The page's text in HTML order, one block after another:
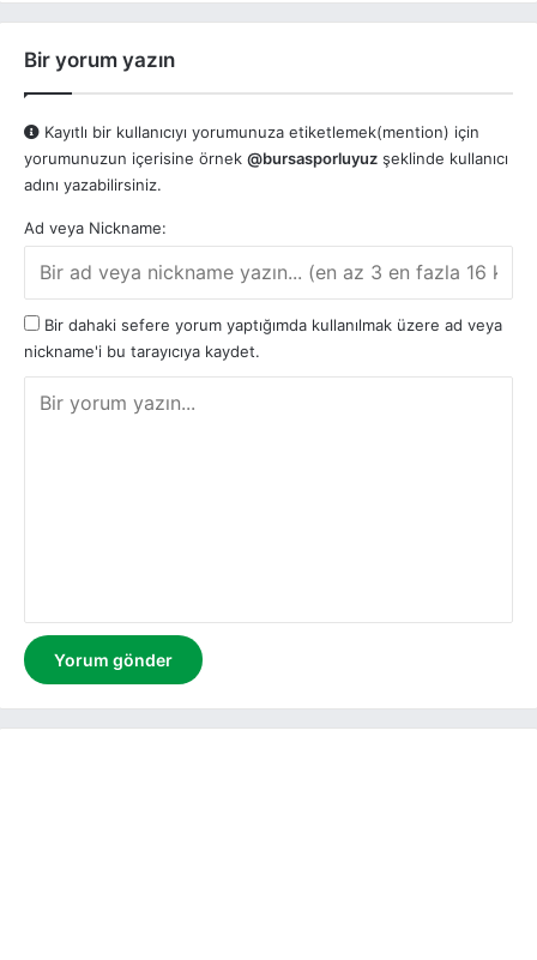
Bir yorum yazın
Kayıtlı bir kullanıcıyı yorumunuza etiketlemek(mention) için
yorumunuzun içerisine örnek @bursasporluyuz şeklinde kullanıcı
adını yazabilirsiniz.
Ad veya Nickname:
Bir dahaki sefere yorum yaptığımda kullanılmak üzere ad veya
nickname'i bu tarayıcıya kaydet.